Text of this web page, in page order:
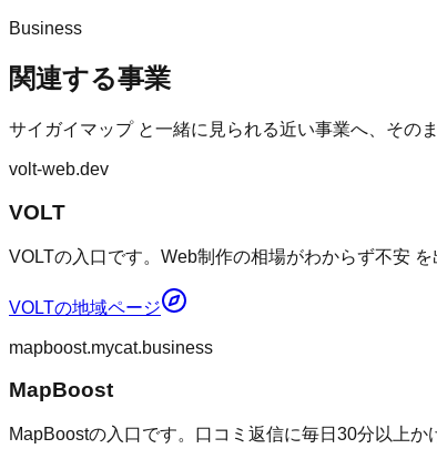
Business
関連する事業
サイガイマップと一緒に見られる近い事業へ、その
volt-web.dev
VOLT
VOLTの入口です。Web制作の相場がわからず不安
VOLTの地域ページ
mapboost.mycat.business
MapBoost
MapBoostの入口です。口コミ返信に毎日30分以上